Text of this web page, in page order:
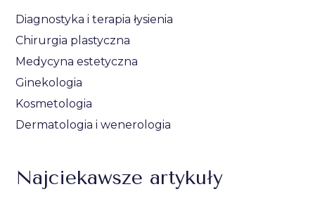
Diagnostyka i terapia łysienia
Chirurgia plastyczna
Medycyna estetyczna
Ginekologia
Kosmetologia
Dermatologia i wenerologia
Najciekawsze artykuły